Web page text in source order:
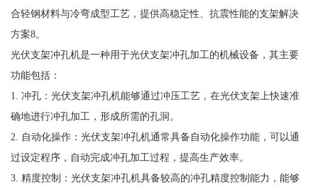
合轻钢材料与冷弯成型工艺，提供高稳定性、抗震性能的支架解决
方案8。
光伏支架冲孔机是一种用于光伏支架冲孔加工的机械设备，其主要
功能包括：
1. 冲孔：光伏支架冲孔机能够通过冲压工艺，在光伏支架上快速准
确地进行冲孔加工，形成所需的孔洞。
2. 自动化操作：光伏支架冲孔机通常具备自动化操作功能，可以通
过设定程序，自动完成冲孔加工过程，提高生产效率。
3. 精度控制：光伏支架冲孔机具备较高的冲孔精度控制能力，能够